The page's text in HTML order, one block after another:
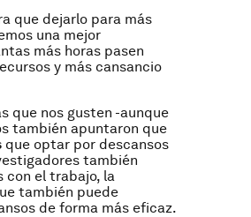
que dejarlo para más
una mejor
más horas pasen
y más cansancio
que nos gusten -aunque
también apuntaron que
que optar por descansos
también
con el trabajo, la
también puede
de forma más eficaz.